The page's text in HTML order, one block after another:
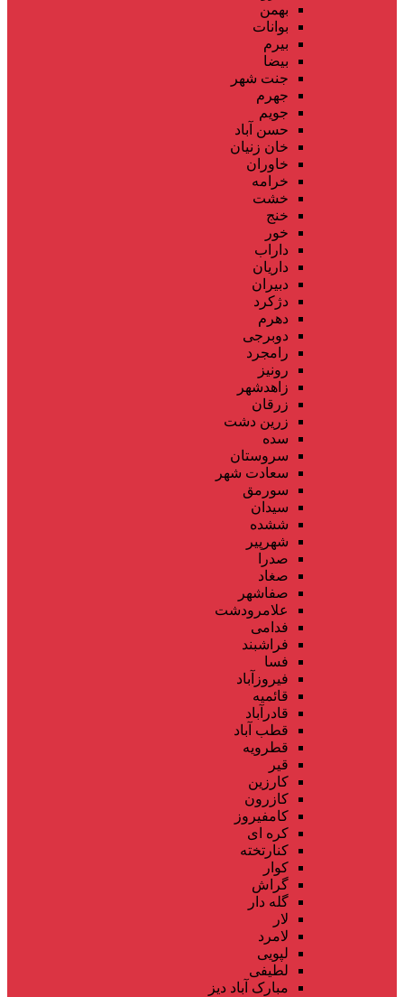
بهمن
بوانات
بیرم
بیضا
جنت شهر
جهرم
جویم
حسن آباد
خان زنیان
خاوران
خرامه
خشت
خنج
خور
داراب
داریان
دبیران
دژکرد
دهرم
دوبرجی
رامجرد
رونیز
زاهدشهر
زرقان
زرین دشت
سده
سروستان
سعادت شهر
سورمق
سیدان
ششده
شهرپیر
صدرا
صغاد
صفاشهر
علامرودشت
فدامی
فراشبند
فسا
فیروزآباد
قائمیه
قادرآباد
قطب آباد
قطرویه
قیر
کارزین
کازرون
کامفیروز
کره ای
کنارتخته
کوار
گراش
گله دار
لار
لامرد
لپویی
لطیفی
مبارک آباد دیز